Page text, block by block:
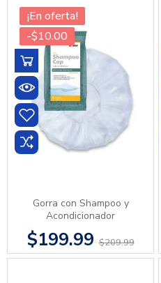
¡En oferta!
-$10.00
Gorra con Shampoo y
Acondicionador
$199.99$209.99